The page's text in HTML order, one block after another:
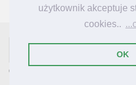
użytkownik akceptuje
cookies..
OK
- tu mieszkają inspiracje
© 2007-2023 Lpromo.PL